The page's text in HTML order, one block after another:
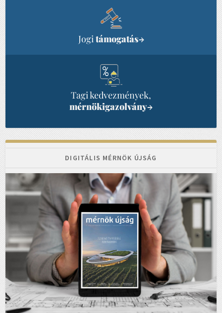
Jogi támogatás→
Tagi kedvezmények,
mérnökigazolvány→
DIGITÁLIS MÉRNÖK ÚJSÁG